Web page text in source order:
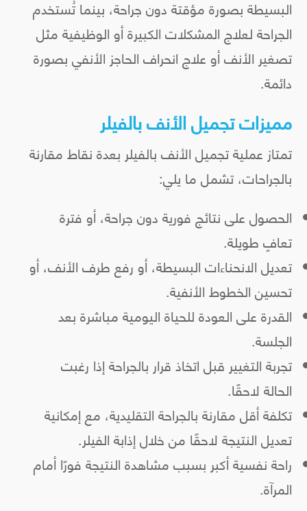
البسيطة بصورة مؤقتة دون جراحة، بينما تُستخدم
الجراحة لعلاج المشكلات الكبيرة أو الوظيفية مثل
تصغير الأنف أو علاج انحراف الحاجز الأنفي بصورة
دائمة.
مميزات تجميل الأنف بالفيلر
تمتاز عملية تجميل الأنف بالفيلر بعدة نقاط مقارنة
بالجراحات، تشمل ما يلي:
الحصول على نتائج فورية دون جراحة، أو فترة
تعافٍ طويلة.
تعديل الانحناءات البسيطة، أو رفع طرف الأنف، أو
تحسين الخطوط الأنفية.
القدرة على العودة للحياة اليومية مباشرة بعد
الجلسة.
تجربة التغيير قبل اتخاذ قرار بالجراحة إذا رغبت
الحالة لاحقًا.
تكلفة أقل مقارنة بالجراحة التقليدية، مع إمكانية
تعديل النتيجة لاحقًا من خلال إذابة الفيلر.
راحة نفسية أكبر بسبب مشاهدة النتيجة فورًا أمام
المرآة.